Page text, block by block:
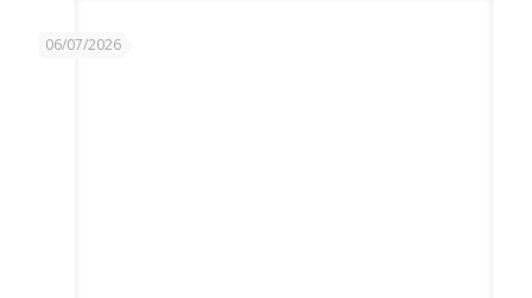
06/07/2026